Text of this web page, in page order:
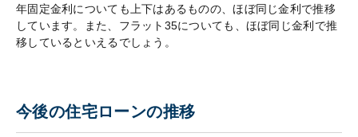
年固定金利についても上下はあるものの、ほぼ同じ金利で推移
しています。また、フラット35についても、ほぼ同じ金利で推
移しているといえるでしょう。
今後の住宅ローンの推移